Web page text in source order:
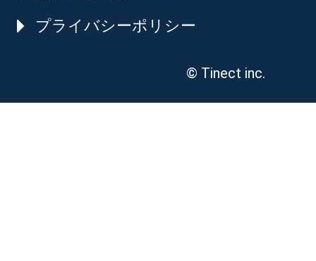
プライバシーポリシー
© Tinect inc.